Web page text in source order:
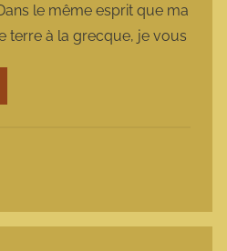
le même esprit que ma
terre à la grecque, je vous